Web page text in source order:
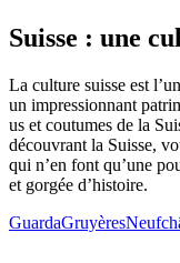
Suisse : une
La culture suisse est
un impressionnant
us et coutumes de la
découvrant la Suisse,
qui n’en font qu’une
et gorgée d’histoire.
GuardaGruyères